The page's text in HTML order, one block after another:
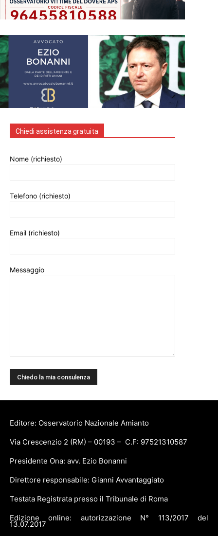
Chiedi assistenza gratuita
Nome (richiesto)
Telefono (richiesto)
Email (richiesto)
Messaggio
Editore: Osservatorio Nazionale Amianto
Via Crescenzio 2 (RM) – 00193 – C.F: 97521310587
Presidente Ona: avv. Ezio Bonanni
Direttore responsabile: Gianni Avvantaggiato
Testata Registrata presso il Tribunale di Roma
Edizione online: autorizzazione N° 113/2017 del
13.07.2017